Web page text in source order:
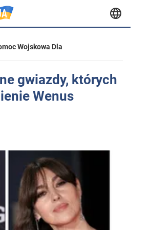
Wojskowa Dla
gwiazdy, których
Wenus